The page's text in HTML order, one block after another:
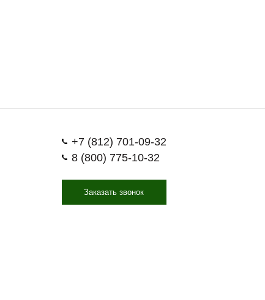
+7 (812) 701-09-32
8 (800) 775-10-32
Заказать звонок